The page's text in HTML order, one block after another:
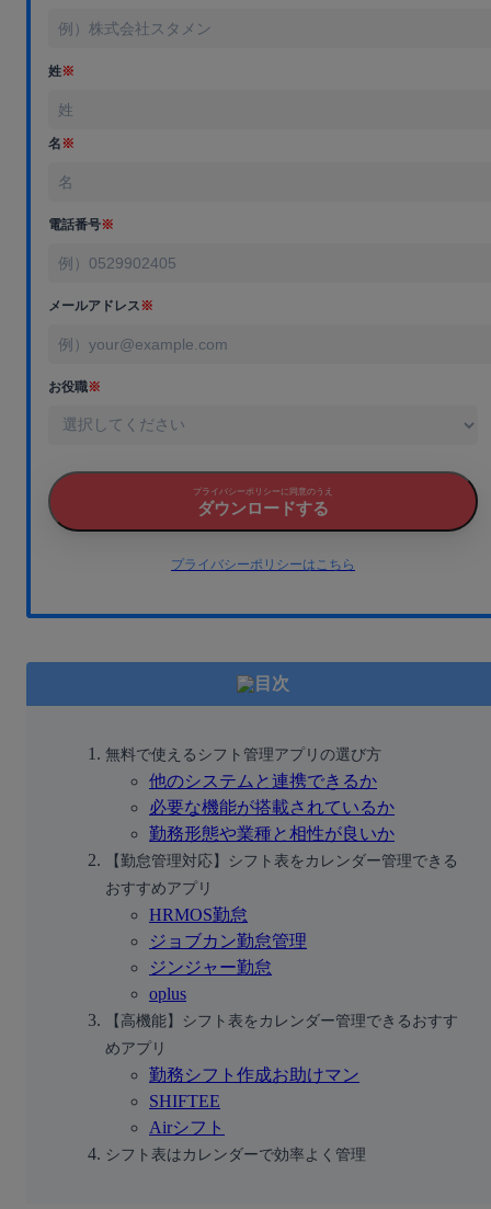
姓※
名※
電話番号※
メールアドレス※
お役職※
プライバシーポリシーに同意のうえ
ダウンロードする
プライバシーポリシーはこちら
目次
無料で使えるシフト管理アプリの選び方
他のシステムと連携できるか
必要な機能が搭載されているか
勤務形態や業種と相性が良いか
【勤怠管理対応】シフト表をカレンダー管理できる
おすすめアプリ
HRMOS勤怠
ジョブカン勤怠管理
ジンジャー勤怠
oplus
【高機能】シフト表をカレンダー管理できるおすす
めアプリ
勤務シフト作成お助けマン
SHIFTEE
Airシフト
シフト表はカレンダーで効率よく管理